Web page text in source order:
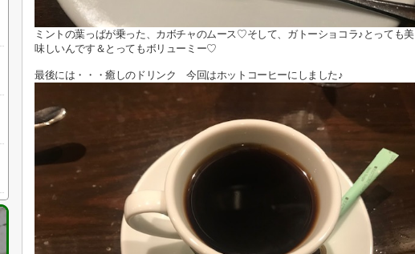
ミントの葉っぱが乗った、カボチャのムース♡そして、ガトーショコラ♪とっても美
味しいんです＆とってもボリューミー♡
最後には・・・癒しのドリンク 今回はホットコーヒーにしました♪